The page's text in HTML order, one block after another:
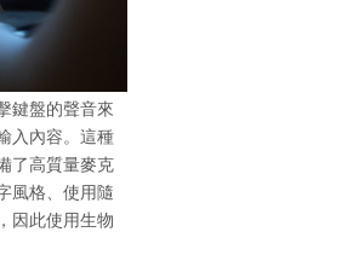
鍵盤的聲音來
入內容。這種
了高質量麥克
風格、使用隨
因此使用生物